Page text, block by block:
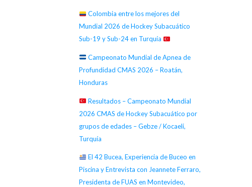
Colombia entre los mejores del
Mundial 2026 de Hockey Subacuático
Sub-19 y Sub-24 en Turquía
Campeonato Mundial de Apnea de
Profundidad CMAS 2026 – Roatán,
Honduras
Resultados – Campeonato Mundial
2026 CMAS de Hockey Subacuático por
grupos de edades – Gebze / Kocaeli,
Turquía
El 42 Bucea, Experiencia de Buceo en
Piscina y Entrevista con Jeannete Ferraro,
Presidenta de FUAS en Montevideo,